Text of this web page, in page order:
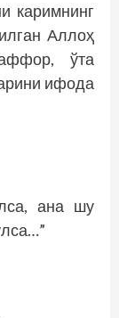
каримнинг
Аллоҳ
ўта
ифода
ана шу